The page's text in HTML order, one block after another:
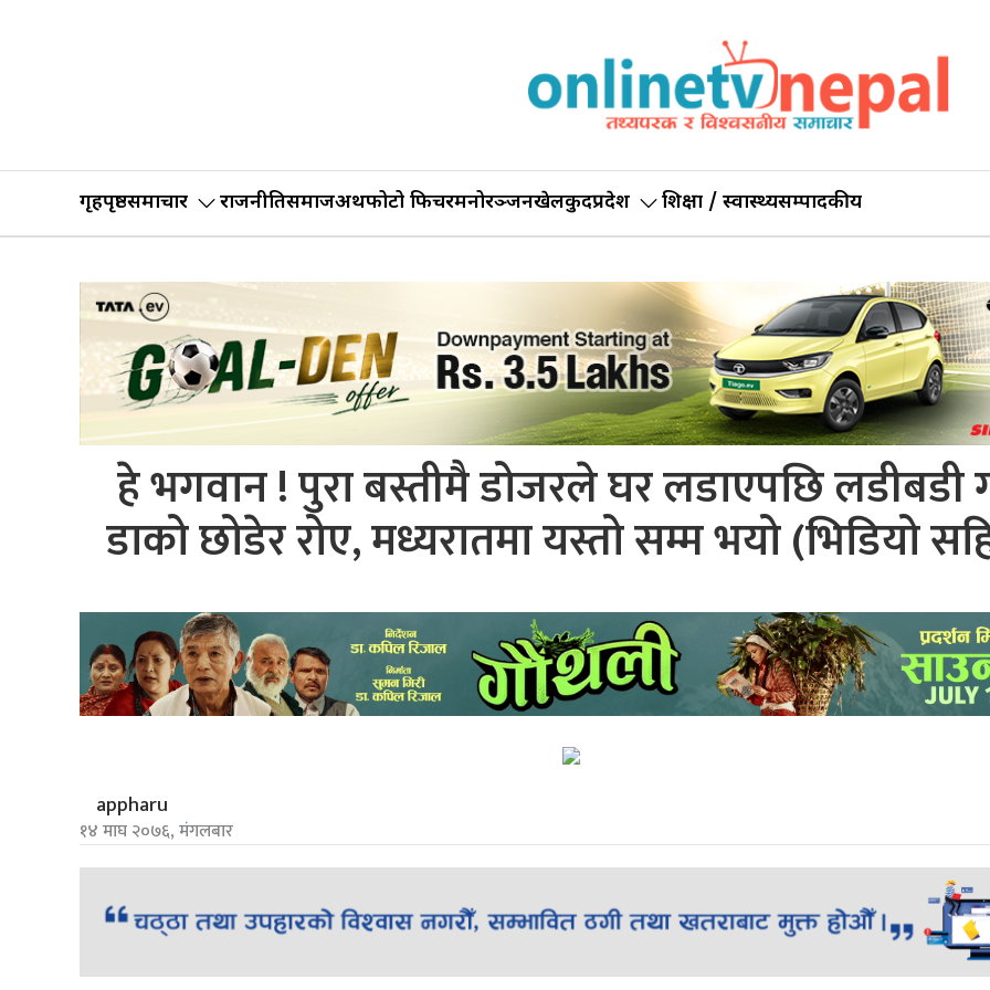
गृहपृष्ठसमाचार राजनीतिसमाजअर्थफोटो फिचरमनोरञ्जनखेलकुदप्रदेश शिक्षा / स्वास्थ्यसम्पादकीय
हे भगवान ! पुरा बस्तीमै डोजरले घर लडाएपछि लडीबडी
डाको छोडेर रोए, मध्यरातमा यस्तो सम्म भयो (भिडियो
appharu
१४ माघ २०७६, मंगलबार